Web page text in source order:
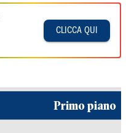
CLICCA QUI
Primo piano